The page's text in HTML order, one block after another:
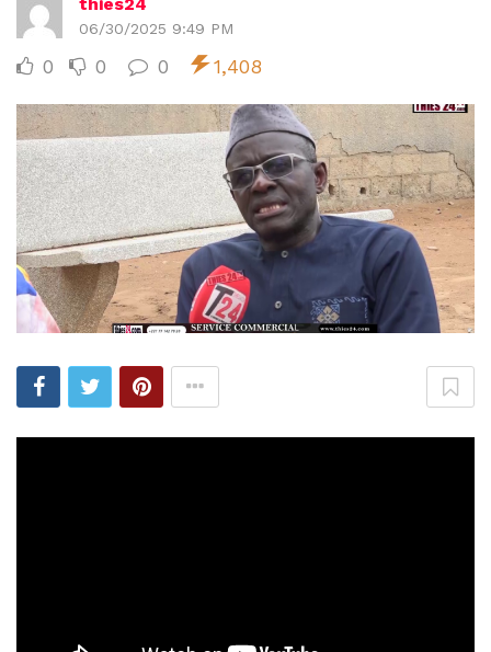
06/30/2025 9:49 PM
0 0 0 1,408